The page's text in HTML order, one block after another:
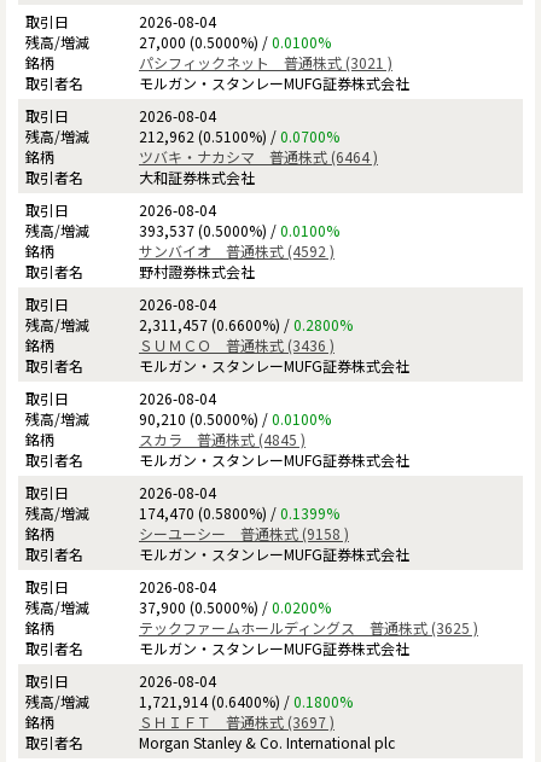
2026-08-04
27,000 (0.5000%) /0.0100%
パシフィックネット 普通株式 (3021 )
モルガン・スタンレーMUFG証券株式会社
2026-08-04
212,962 (0.5100%) /0.0700%
ツバキ・ナカシマ 普通株式 (6464 )
大和証券株式会社
2026-08-04
393,537 (0.5000%) /0.0100%
サンバイオ 普通株式 (4592 )
野村證券株式会社
2026-08-04
2,311,457 (0.6600%) /0.2800%
ＳＵＭＣＯ 普通株式 (3436 )
モルガン・スタンレーMUFG証券株式会社
2026-08-04
90,210 (0.5000%) /0.0100%
スカラ 普通株式 (4845 )
モルガン・スタンレーMUFG証券株式会社
2026-08-04
174,470 (0.5800%) /0.1399%
シーユーシー 普通株式 (9158 )
モルガン・スタンレーMUFG証券株式会社
2026-08-04
37,900 (0.5000%) /0.0200%
テックファームホールディングス 普通株式 (3625 )
モルガン・スタンレーMUFG証券株式会社
2026-08-04
1,721,914 (0.6400%) /0.1800%
ＳＨＩＦＴ 普通株式 (3697 )
Morgan Stanley & Co. International plc